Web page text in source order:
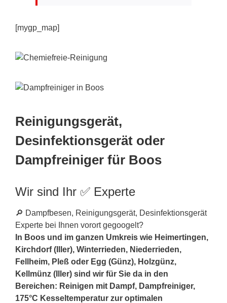
[mygp_map]
Reinigungsgerät,
Desinfektionsgerät oder
Dampfreiniger für Boos
Wir sind Ihr ✅ Experte
🔎 Dampfbesen, Reinigungsgerät, Desinfektionsgerät
Experte bei Ihnen vorort gegoogelt?
In Boos und im ganzen Umkreis wie Heimertingen,
Kirchdorf (Iller), Winterrieden, Niederrieden,
Fellheim, Pleß oder Egg (Günz), Holzgünz,
Kellmünz (Iller) sind wir für Sie da in den
Bereichen: Reinigen mit Dampf, Dampfreiniger,
175°C Kesseltemperatur zur optimalen